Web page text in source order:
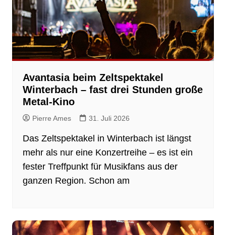
Avantasia beim Zeltspektakel
Winterbach – fast drei Stunden große
Metal-Kino
Pierre Ames 31. Juli 2026
Das Zeltspektakel in Winterbach ist längst
mehr als nur eine Konzertreihe – es ist ein
fester Treffpunkt für Musikfans aus der
ganzen Region. Schon am